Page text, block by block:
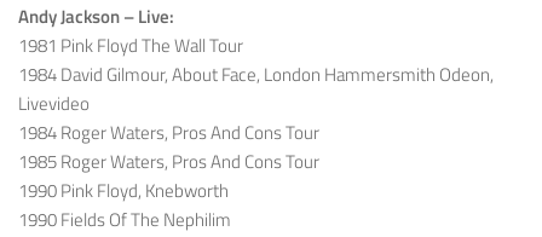
Andy Jackson – Live:
1981 Pink Floyd The Wall Tour
1984 David Gilmour, About Face, London Hammersmith Odeon,
Livevideo
1984 Roger Waters, Pros And Cons Tour
1985 Roger Waters, Pros And Cons Tour
1990 Pink Floyd, Knebworth
1990 Fields Of The Nephilim